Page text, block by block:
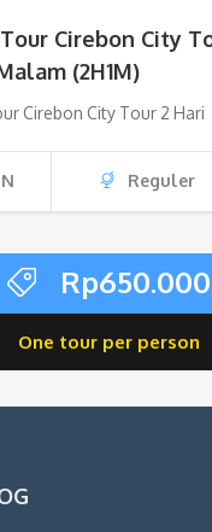
Cirebon City
(2H1M)
Cirebon City Tour 2 Hari
Reguler
Rp650.000
One tour per person